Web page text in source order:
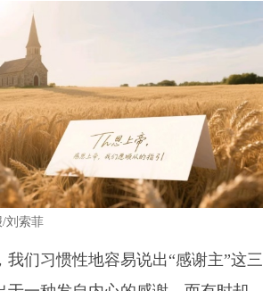
/刘索菲
我们习惯性地容易说出“感谢主”这三